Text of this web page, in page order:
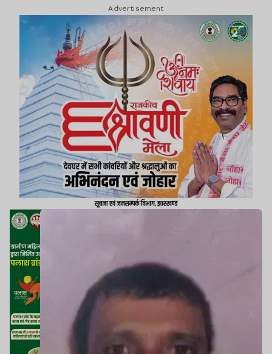
Advertisement